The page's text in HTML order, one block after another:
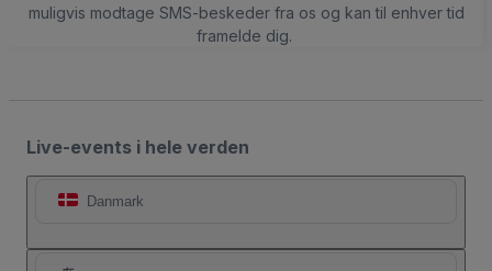
muligvis modtage SMS-beskeder fra os og kan til enhver tid
framelde dig.
Live-events i hele verden
Danmark